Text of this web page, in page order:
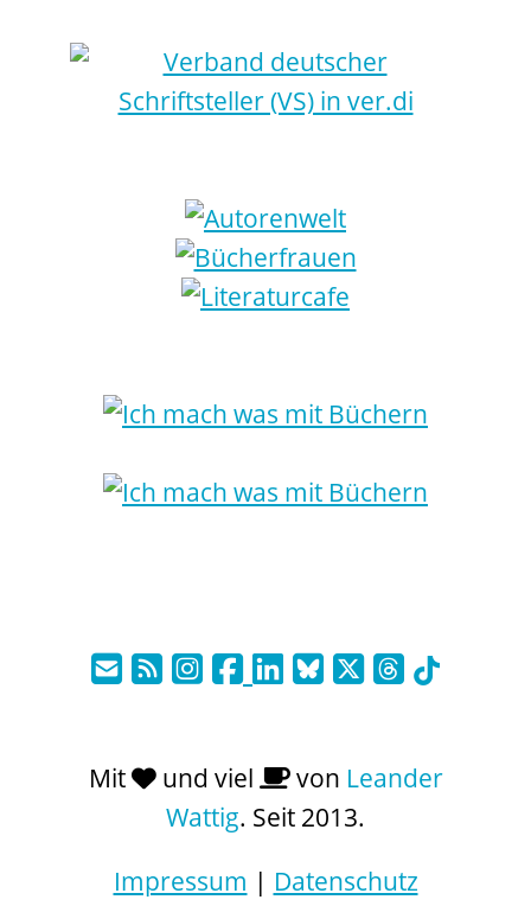
Mit und viel von Leander
Wattig. Seit 2013.
Impressum | Datenschutz